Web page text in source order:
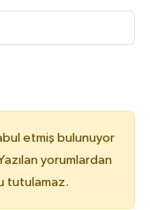
etmiş bulunuyor
yorumlardan
tutulamaz.